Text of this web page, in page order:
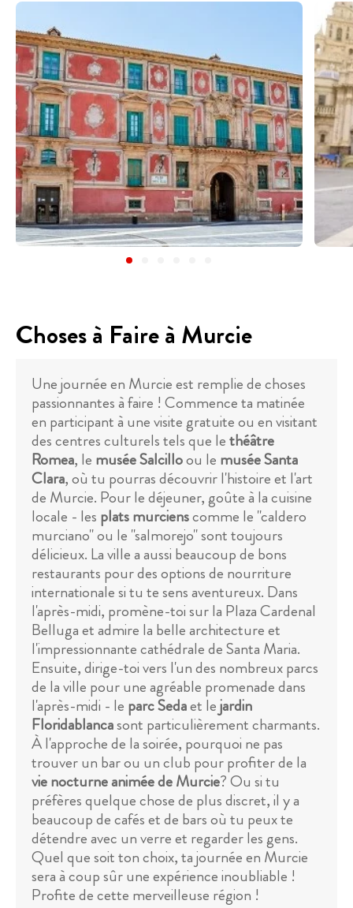
Choses à Faire à Murcie
Une journée en Murcie est remplie de choses
passionnantes à faire ! Commence ta matinée
en participant à une visite gratuite ou en visitant
des centres culturels tels que lethéâtre
Romea, le musée Salcilloou le musée Santa
Clara, où tu pourras découvrir l'histoire et l'art
de Murcie. Pour le déjeuner, goûte à la cuisine
locale - les plats murcienscomme le "caldero
murciano" ou le "salmorejo" sont toujours
délicieux. La ville a aussi beaucoup de bons
restaurants pour des options de nourriture
internationale si tu te sens aventureux. Dans
l'après-midi, promène-toi sur la Plaza Cardenal
Belluga et admire la belle architecture et
l'impressionnante cathédrale de Santa Maria.
Ensuite, dirige-toi vers l'un des nombreux parcs
de la ville pour une agréable promenade dans
l'après-midi - le parc Sedaet lejardin
Floridablancasont particulièrement charmants.
À l'approche de la soirée, pourquoi ne pas
trouver un bar ou un club pour profiter de la
vie nocturne animée de Murcie? Ou si tu
préfères quelque chose de plus discret, il y a
beaucoup de cafés et de bars où tu peux te
détendre avec un verre et regarder les gens.
Quel que soit ton choix, ta journée en Murcie
sera à coup sûr une expérience inoubliable !
Profite de cette merveilleuse région !